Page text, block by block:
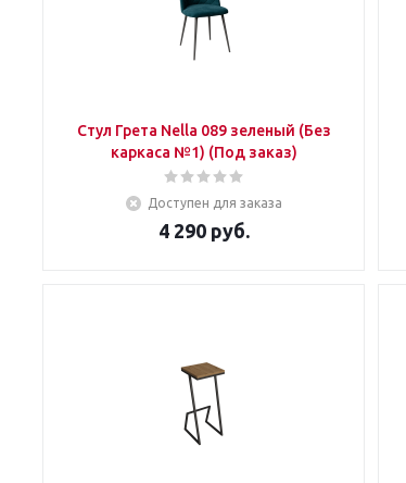
Стул Грета Nella 089 зеленый (Без
каркаса №1) (Под заказ)
Доступен для заказа
4 290 руб.